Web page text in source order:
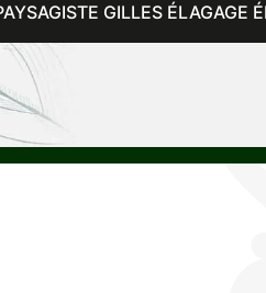
GILLES ÉLAGAGE